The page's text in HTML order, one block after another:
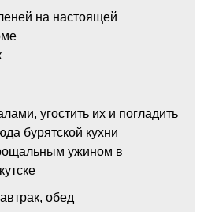
на настоящей
угостить их и погладить
бурятской кухни
ужином в
обед